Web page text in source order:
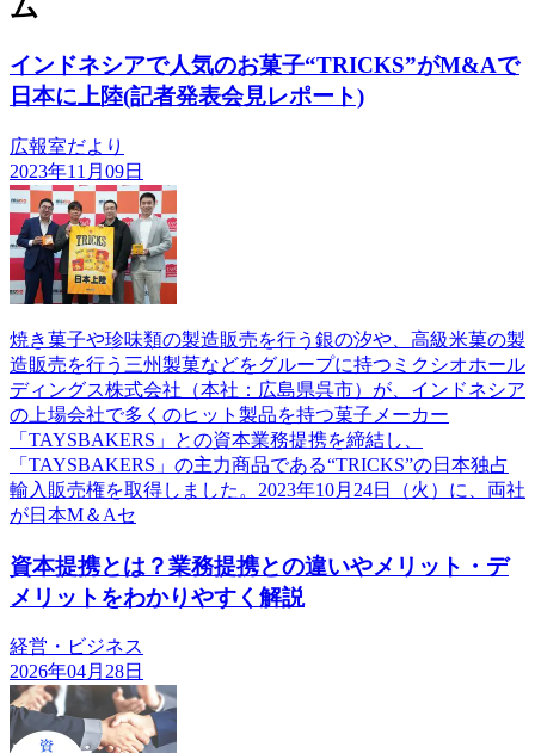
ム
インドネシアで人気のお菓子“TRICKS”がM&Aで
日本に上陸(記者発表会見レポート)
広報室だより
2023年11月09日
焼き菓子や珍味類の製造販売を行う銀の汐や、高級米菓の製
造販売を行う三州製菓などをグループに持つミクシオホール
ディングス株式会社（本社：広島県呉市）が、インドネシア
の上場会社で多くのヒット製品を持つ菓子メーカー
「TAYSBAKERS」との資本業務提携を締結し、
「TAYSBAKERS」の主力商品である“TRICKS”の日本独占
輸入販売権を取得しました。2023年10月24日（火）に、両社
が日本M＆Aセ
資本提携とは？業務提携との違いやメリット・デ
メリットをわかりやすく解説
経営・ビジネス
2026年04月28日